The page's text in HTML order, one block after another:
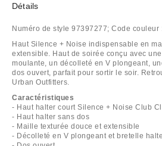
Détails
Numéro de style 97397277; Code couleur
Haut Silence + Noise indispensable en
extensible. Haut de soirée conçu avec
moulante, un décolleté en V plongeant,
dos ouvert, parfait pour sortir le soir.
Urban Outfitters.
Caractéristiques
- Haut halter court Silence + Noise Club
- Haut halter sans dos
- Maille texturée douce et extensible
- Décolleté en V plongeant et bretelle